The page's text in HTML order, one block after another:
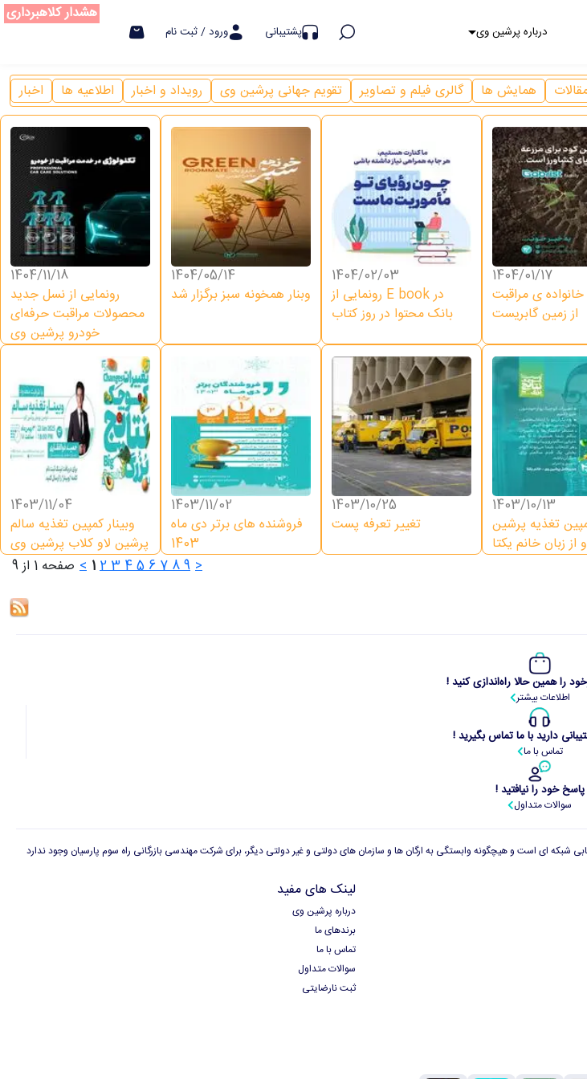
درباره پرشین وی پشتیبانی ورود / ثبت نام
هشدار کلاهبرداری
اخبار اطلاعیه ها رویداد و اخبار تقویم جهانی پرشین وی گالری فیلم و تصاویر همایش ها
1404/11/18
رونمایی از نسل جدید
محصولات مراقبت حرفه‌ای
خودرو پرشین وی
1404/05/14
وبنار همخونه سبز برگزار شد
1404/02/03
رونمایی از E book در
بانک محتوا در روز کتاب
1404/01/17
خانواده ی مراقبت
از زمین گابریست
1403/11/04
وبینار کمپین تغذیه سالم
پرشین لاو کلاب پرشین وی
1403/11/02
فروشنده های برتر دی ماه
1403
1403/10/25
تغییر تعرفه پست
1403/10/13
تغذیه پرشین
از زبان خانم یکتا
صفحه 1 از 9 < 123456789 >
را همین حالا راه‌اندازی کنید !
اطلاعات بیشتر
دارید با ما تماس بگیرید !
تماس با ما
پاسخ خود را نیافتید !
سوالات متداول
لینک های مفید
درباره پرشین وی
برندهای ما
تماس با ما
سوالات متداول
ثبت نارضایتی